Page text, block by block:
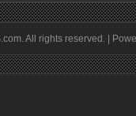
All rights reserved. |